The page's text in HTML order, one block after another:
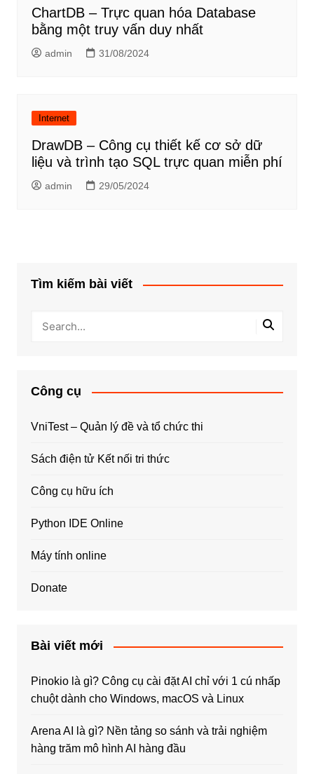
ChartDB – Trực quan hóa Database
bằng một truy vấn duy nhất
admin 31/08/2024
Internet
DrawDB – Công cụ thiết kế cơ sở dữ
liệu và trình tạo SQL trực quan miễn phí
admin 29/05/2024
Tìm kiếm bài viết
Công cụ
VniTest – Quản lý đề và tổ chức thi
Sách điện tử Kết nối tri thức
Công cụ hữu ích
Python IDE Online
Máy tính online
Donate
Bài viết mới
Pinokio là gì? Công cụ cài đặt AI chỉ với 1 cú nhấp
chuột dành cho Windows, macOS và Linux
Arena AI là gì? Nền tảng so sánh và trải nghiệm
hàng trăm mô hình AI hàng đầu